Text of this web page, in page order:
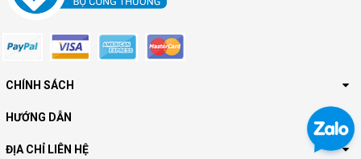
CHÍNH SÁCH
HƯỚNG DẪN
ĐỊA CHỈ LIÊN HỆ